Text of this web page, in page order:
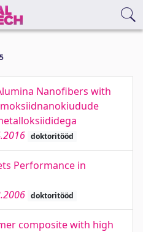
Nanofibers with
doktoritööd
Performance in
doktoritööd
composite with high